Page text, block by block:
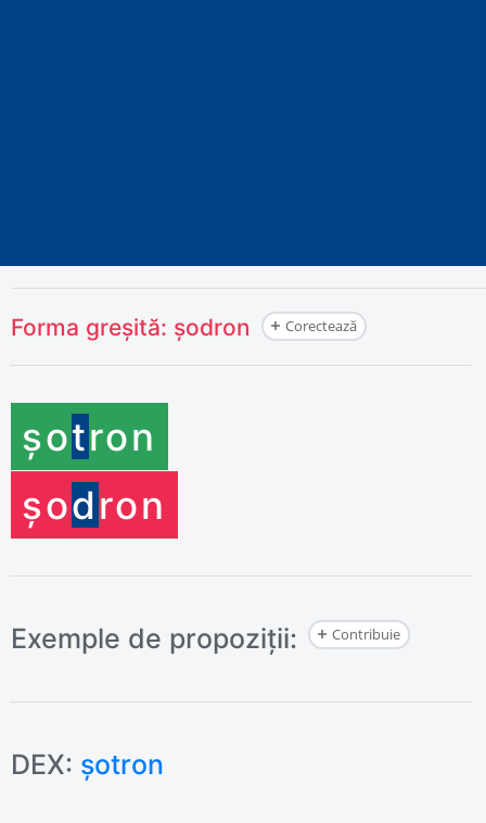
Forma greșită: șodron Corectează
șotron
șodron
Exemple de propoziții: Contribuie
DEX: șotron